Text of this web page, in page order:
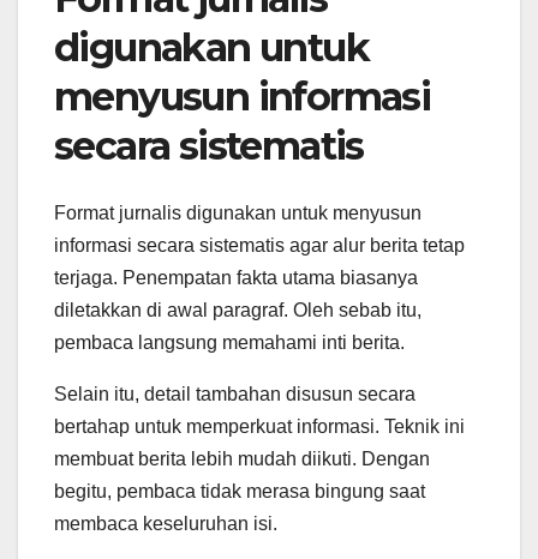
digunakan untuk
menyusun informasi
secara sistematis
Format jurnalis digunakan untuk menyusun
informasi secara sistematis agar alur berita tetap
terjaga. Penempatan fakta utama biasanya
diletakkan di awal paragraf. Oleh sebab itu,
pembaca langsung memahami inti berita.
Selain itu, detail tambahan disusun secara
bertahap untuk memperkuat informasi. Teknik ini
membuat berita lebih mudah diikuti. Dengan
begitu, pembaca tidak merasa bingung saat
membaca keseluruhan isi.